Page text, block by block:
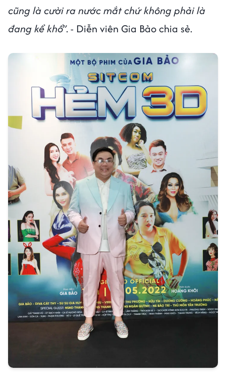
cũng là cười ra nước mắt chứ không phải là
đang kể khổ”. - Diễn viên Gia Bảo chia sẻ.